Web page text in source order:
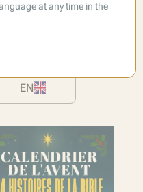
at any time in the
EN